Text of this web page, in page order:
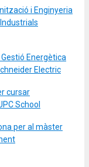
i Enginyeria
Energètica
Electric
cursar
School
per al màster